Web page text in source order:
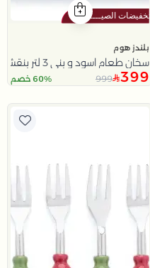
بلندز هوم
سخان طعام اسود و بني 3 لتر بنقش النخلة من نقاء
399
999 60% خصم